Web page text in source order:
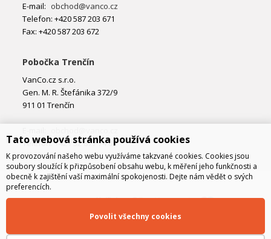
E-mail: obchod@vanco.cz
Telefon: +420 587 203 671
Fax: +420 587 203 672
Pobočka Trenčín
VanCo.cz s.r.o.
Gen. M. R. Štefánika 372/9
911 01 Trenčín
Telefon: +421 32 877 74 02
Tato webová stránka používá cookies
K provozování našeho webu využíváme takzvané cookies. Cookies jsou
soubory sloužící k přizpůsobení obsahu webu, k měření jeho funkčnosti a
obecně k zajištění vaší maximální spokojenosti. Dejte nám vědět o svých
preferencích.
Povolit všechny cookies